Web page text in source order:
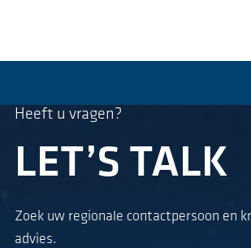
Heeft u vragen?
LET’S TALK
Zoek uw regionale contactpersoon en
advies.